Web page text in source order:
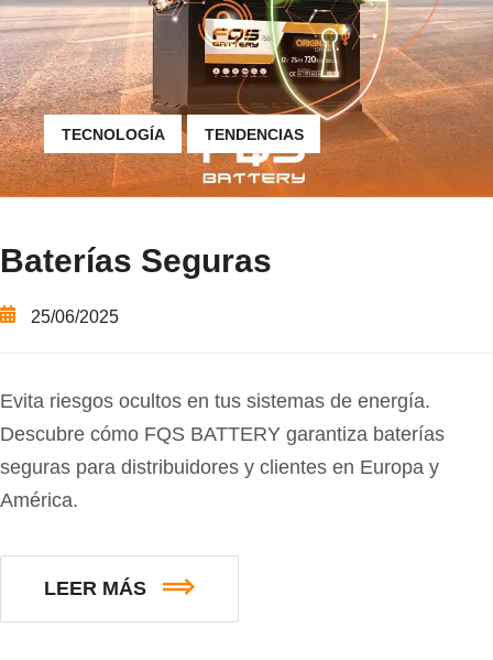
TECNOLOGÍA TENDENCIAS
Baterías Seguras
25/06/2025
Evita riesgos ocultos en tus sistemas de energía.
Descubre cómo FQS BATTERY garantiza baterías
seguras para distribuidores y clientes en Europa y
América.
LEER MÁS